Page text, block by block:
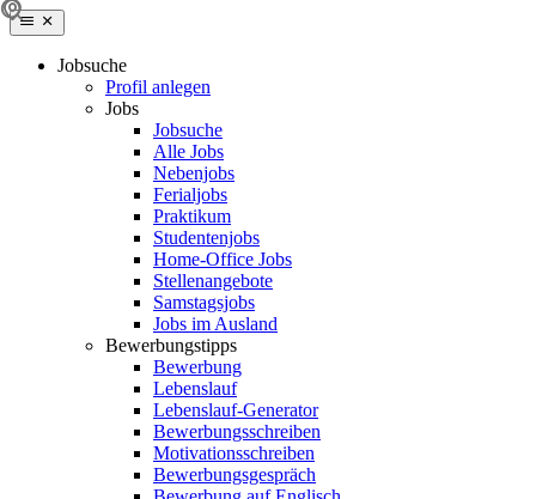
Jobsuche
Profil anlegen
Jobs
Jobsuche
Alle Jobs
Nebenjobs
Ferialjobs
Praktikum
Studentenjobs
Home-Office Jobs
Stellenangebote
Samstagsjobs
Jobs im Ausland
Bewerbungstipps
Bewerbung
Lebenslauf
Lebenslauf-Generator
Bewerbungsschreiben
Motivationsschreiben
Bewerbungsgespräch